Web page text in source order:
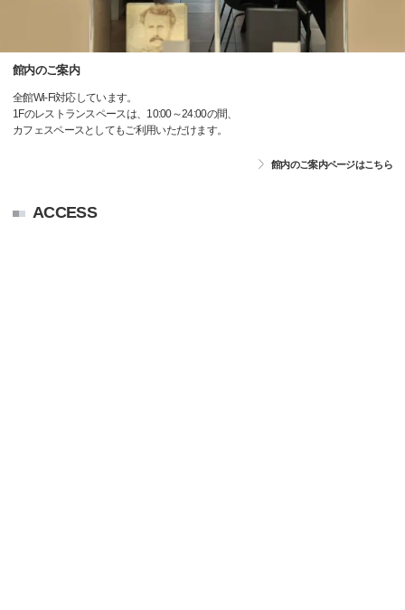
館内のご案内
全館Wi-Fi対応しています。
1Fのレストランスペースは、10:00～24:00の間、
カフェスペースとしてもご利用いただけます。
館内のご案内ページはこちら
ACCESS